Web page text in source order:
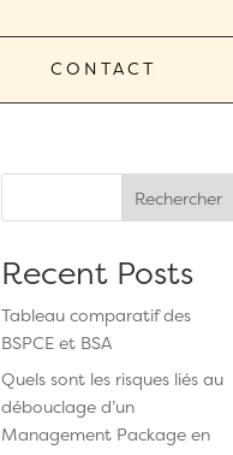
CONTACT
Rechercher
Recent Posts
Tableau comparatif des
BSPCE et BSA
Quels sont les risques liés au
débouclage d’un
Management Package en